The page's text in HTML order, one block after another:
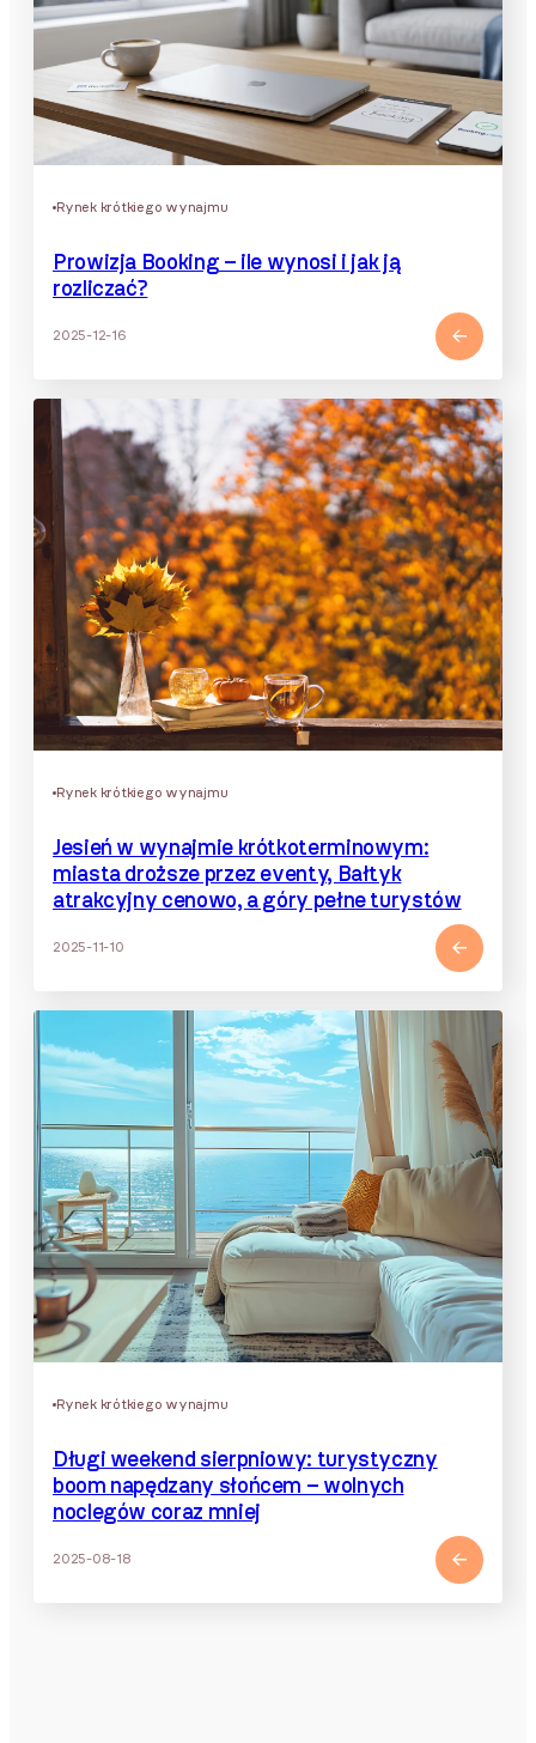
Rynek krótkiego wynajmu
Prowizja Booking – ile wynosi i jak ją
rozliczać?
2025-12-16
Rynek krótkiego wynajmu
Jesień w wynajmie krótkoterminowym:
miasta droższe przez eventy, Bałtyk
atrakcyjny cenowo, a góry pełne turystów
2025-11-10
Rynek krótkiego wynajmu
Długi weekend sierpniowy: turystyczny
boom napędzany słońcem – wolnych
noclegów coraz mniej
2025-08-18